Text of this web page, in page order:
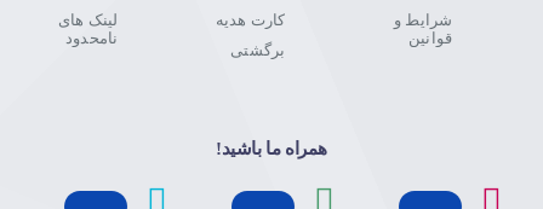
شرایط و
قوانین
کارت هدیه
برگشتی
لینک های
نامحدود
همراه ما باشید!